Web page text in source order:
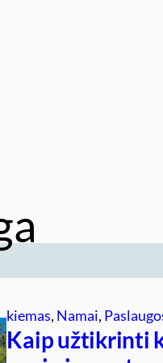
kiemas, Namai,
Kaip užtikrinti